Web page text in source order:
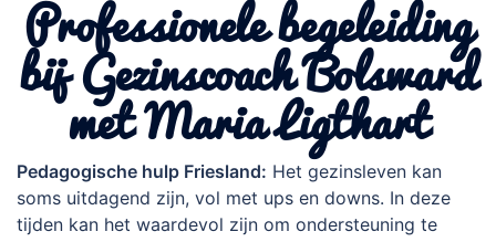
Professionele begeleiding
bij Gezinscoach Bolsward
met Maria Ligthart
Pedagogische hulp Friesland: Het gezinsleven kan
soms uitdagend zijn, vol met ups en downs. In deze
tijden kan het waardevol zijn om ondersteuning te